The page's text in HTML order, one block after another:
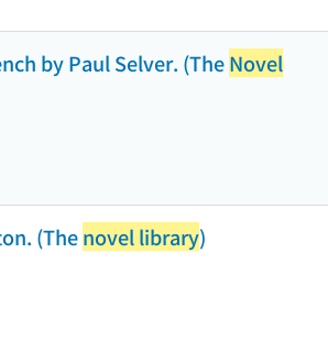
by Paul Selver. (TheNovel
(Thenovel library)